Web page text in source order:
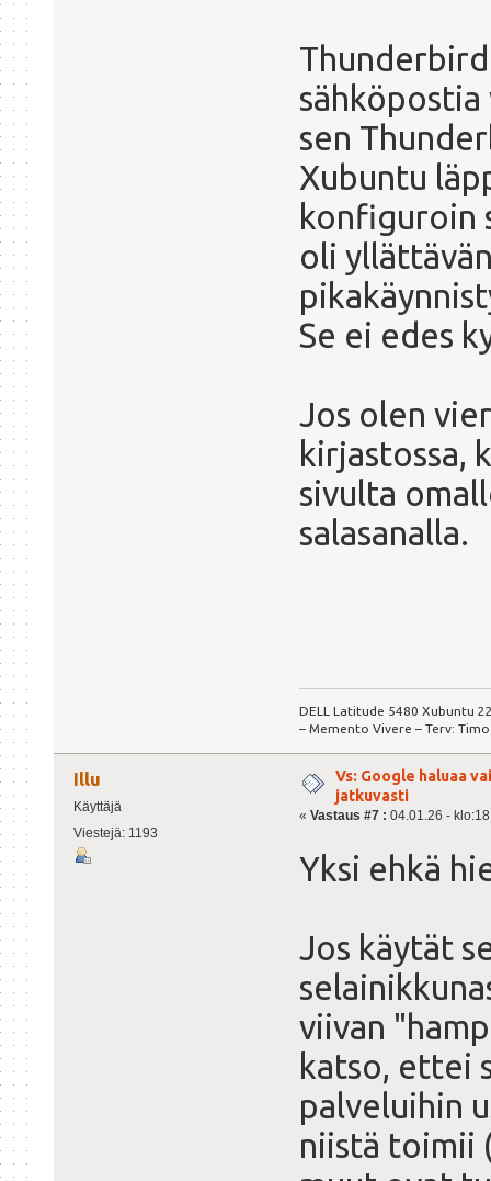
sen
Xubuntu
konfiguroin
oli
Se ei edes
Jos olen
kirjastossa,
sivulta
salasanalla.
DELL Latitude 5480 Xubuntu
– Memento Vivere – Terv: Timo
Illu
Käyttäjä
Viestejä: 1193
Vs: Google haluaa
jatkuvasti
« Vastaus #7 : 04.01.26 -
Yksi ehkä
Jos käytät
viivan
katso, ettei
palveluihin
niistä toimii